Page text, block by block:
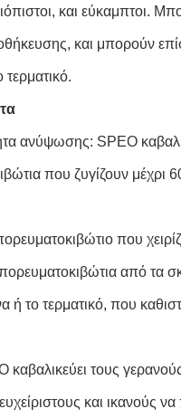
και εύκαμπτοι.
και μπορούν
τερματικό.
ανύψωσης: SPEO
που ζυγίζουν μέχρι
που
από τα
ή το τερματικό, που
καβαλικεύει τους
ευχείριστους και